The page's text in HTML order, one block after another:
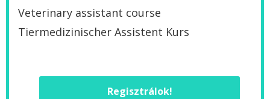
Veterinary assistant course
Tiermedizinischer Assistent Kurs
Regisztrálok!